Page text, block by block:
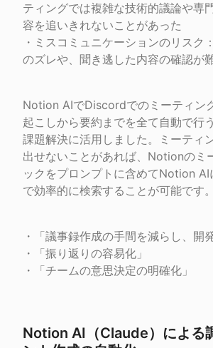
ティングでは複雑な技術的議論や専
容を追いきれないことがあった
・ミスコミュニケーションのリスク
のズレや、聞き逃した内容の確認が
Notion AIでDiscordでのミーティン
起こしから要約までを全て自動で行
課題解決に活用しました。ミーティ
出せないことがあれば、Notionのミ
ックをプロンプトに含めてNotion AI
で効率的に検索することが可能です。
・「議事録作成の手間を減らし、開
・「振り返りの容易化」
・「チームの意思決定の明確化」
Notion AI（Claude）による